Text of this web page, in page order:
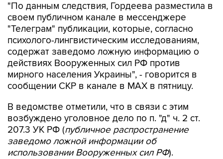
"По данным следствия, Гордеева разместила в
своем публичном канале в мессенджере
"Телеграм" публикации, которые, согласно
психолого-лингвистическим исследованиям,
содержат заведомо ложную информацию о
действиях Вооруженных сил РФ против
мирного населения Украины", - говорится в
сообщении СКР в канале в MAX в пятницу.
В ведомстве отметили, что в связи с этим
возбуждено уголовное дело по п. "д" ч. 2 ст.
207.3 УК РФ (публичное распространение
заведомо ложной информации об
использовании Вооруженных сил РФ).